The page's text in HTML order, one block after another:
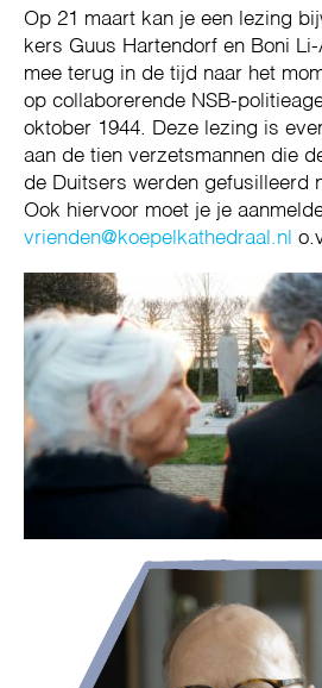
Op 21 maart kan je een lezing
kers Guus Hartendorf en Boni
mee terug in de tijd naar het
op collaborerende NSB-
ok­to­ber 1944. Deze lezing is
aan de tien verzets­man­nen die
de Duitsers wer­den gefusilleerd
Ook hiervoor moet je je
vrienden@koepelkathedraal.nl